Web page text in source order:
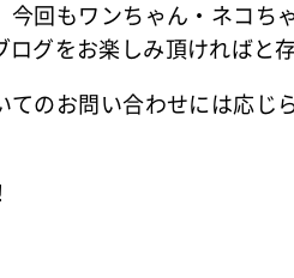
回もワンちゃん・ネコち
グをお楽しみ頂ければと存
てのお問い合わせには応じ